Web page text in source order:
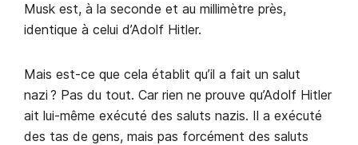
Musk est, à la seconde et au millimètre près,
identique à celui d’Adolf Hitler.
Mais est-ce que cela établit qu’il a fait un salut
nazi ? Pas du tout. Car rien ne prouve qu’Adolf Hitler
ait lui-même exécuté des saluts nazis. Il a exécuté
des tas de gens, mais pas forcément des saluts